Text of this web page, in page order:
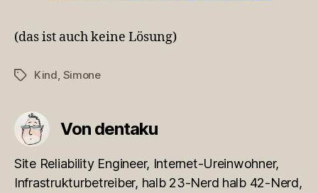
(das ist auch keine Lösung)
Schlagwörter
Kind Simone
Von dentaku
Site Reliability Engineer, Internet-Ureinwohner,
Infrastrukturbetreiber, halb 23-Nerd halb 42-Nerd,